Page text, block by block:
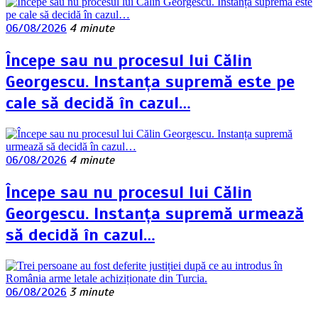
06/08/2026 4 minute
Începe sau nu procesul lui Călin
Georgescu. Instanța supremă este pe
cale să decidă în cazul…
06/08/2026 4 minute
Începe sau nu procesul lui Călin
Georgescu. Instanța supremă urmează
să decidă în cazul…
06/08/2026 3 minute